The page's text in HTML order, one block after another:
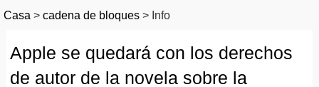
Casa > cadena de bloques > Info
Apple se quedará con los derechos
de autor de la novela sobre la